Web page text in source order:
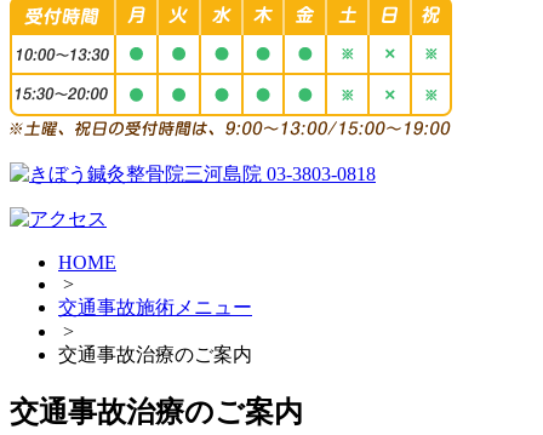
HOME
>
交通事故施術メニュー
>
交通事故治療のご案内
交通事故治療のご案内